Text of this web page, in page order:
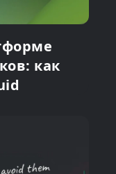
как